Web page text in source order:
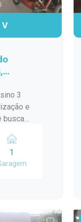
V
ótimo
3
e
esta
Um
bem
espaço
1